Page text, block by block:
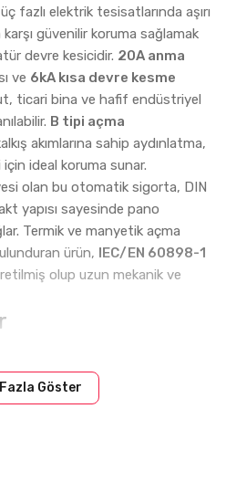
fazlı elektrik tesisatlarında aşırı
karşı güvenilir koruma sağlamak
devre kesicidir. 20A anma
ve 6kA kısa devre kesme
ticari bina ve hafif endüstriyel
B tipi açma
akımlarına sahip aydınlatma,
ideal koruma sunar.
olan bu otomatik sigorta, DIN
yapısı sayesinde pano
Termik ve manyetik açma
ürün, IEC/EN 60898-1
olup uzun mekanik ve
Göster